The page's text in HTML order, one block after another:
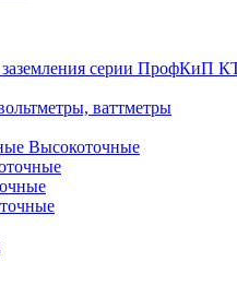
серии ПрофКиП
ваттметры
Высокоточные